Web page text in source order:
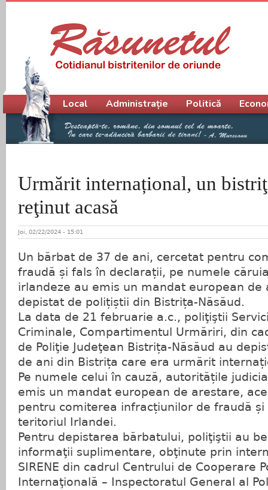
Urmărit internațional, un
reţinut acasă
Joi, 02/22/2024 - 15:01
Un bărbat de 37 de ani, cercetat pentru
fraudă și fals în declarații, pe numele
irlandeze au emis un mandat european de
depistat de polițiștii din Bistrița-Năsăud.
La data de 21 februarie a.c., poliţiştii
Criminale, Compartimentul Urmăriri, din
de Poliţie Judeţean Bistrița-Năsăud au
de ani din Bistrița care era urmărit
Pe numele celui în cauză, autoritățile
emis un mandat european de arestare,
pentru comiterea infracțiunilor de fraudă
teritoriul Irlandei.
Pentru depistarea bărbatului, poliţiştii au
informaţii suplimentare, obţinute prin
SIRENE din cadrul Centrului de Cooperare
Internaţională – Inspectoratul General al
Meniu principal
Local Administrație Politică